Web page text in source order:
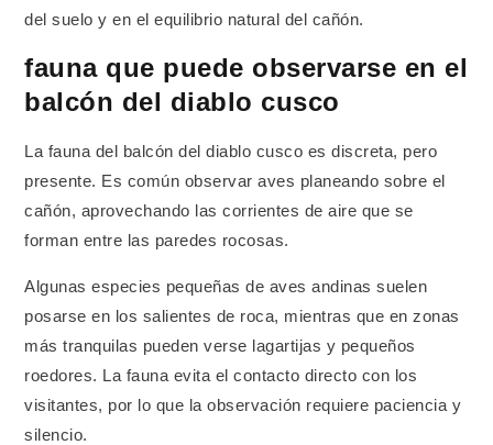
del suelo y en el equilibrio natural del cañón.
fauna que puede observarse en el
balcón del diablo cusco
La fauna del balcón del diablo cusco es discreta, pero
presente. Es común observar aves planeando sobre el
cañón, aprovechando las corrientes de aire que se
forman entre las paredes rocosas.
Algunas especies pequeñas de aves andinas suelen
posarse en los salientes de roca, mientras que en zonas
más tranquilas pueden verse lagartijas y pequeños
roedores. La fauna evita el contacto directo con los
visitantes, por lo que la observación requiere paciencia y
silencio.